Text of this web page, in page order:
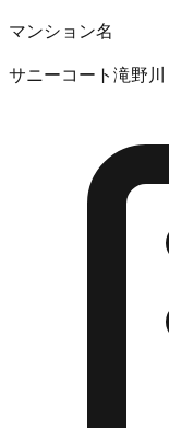
マンション名
サニーコート滝野川